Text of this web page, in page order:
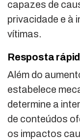
capazes de
privacidade e à
vítimas.
Resposta
Além do
estabelece
determine a
de conteúdos
os impactos